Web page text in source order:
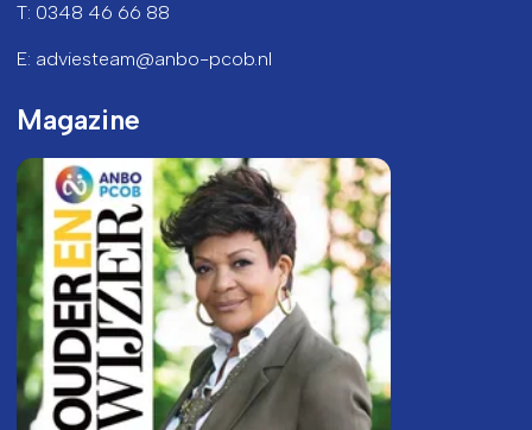
T: 0348 46 66 88
E: adviesteam@anbo-pcob.nl
Magazine